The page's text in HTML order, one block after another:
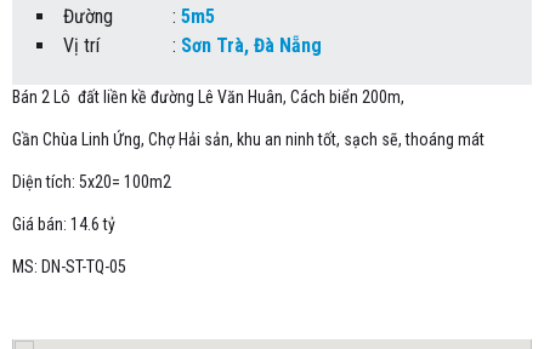
Đường
: 5m5
Vị trí
: Sơn Trà, Đà Nẵng
Bán 2 Lô đất liền kề đường Lê Văn Huân, Cách biển 200m,
Gần Chùa Linh Ứng, Chợ Hải sản, khu an ninh tốt, sạch sẽ, thoáng mát
Diện tích: 5x20= 100m2
Giá bán: 14.6 tỷ
MS: DN-ST-TQ-05